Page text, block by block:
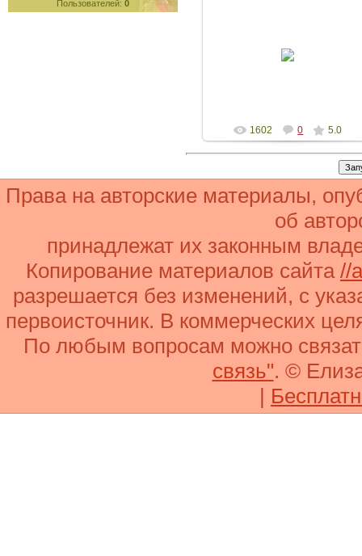
Пользователей: 0
Бумага Fabriano 300г/м2, акварель
Высота: 17см Ширина: 14,5см
1602 0 5.0
Права на авторские материалы,
об
принадлежат их законным
Копирование материалов сайта //
разрешается без изменений, с
первоисточник. В коммерческих
По любым вопросам можно
связь". ©
|